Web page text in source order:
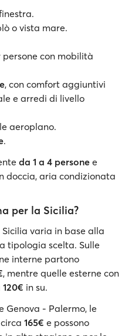
o vista mare.
persone con mobilità
, con comfort aggiuntivi
e arredi di livello
aeroplano.
.
da 1 a 4 persone e
doccia, aria condizionata
per la Sicilia?
varia in base alla
tipologia scelta. Sulle
interne partono
, mentre quelle esterne con
120€ in su.
Genova - Palermo, le
165€ e possono